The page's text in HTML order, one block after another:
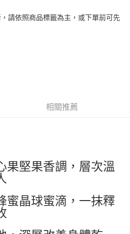
上)免運費
上)免運費
上)免運費
請依照商品標籤為主，或下單前可先
相關推薦
果堅果香調，層次溫
蜜晶球蜜滴，一抹釋